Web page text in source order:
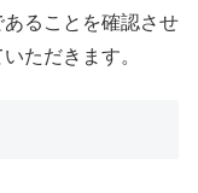
ることを確認させ
ただきます。